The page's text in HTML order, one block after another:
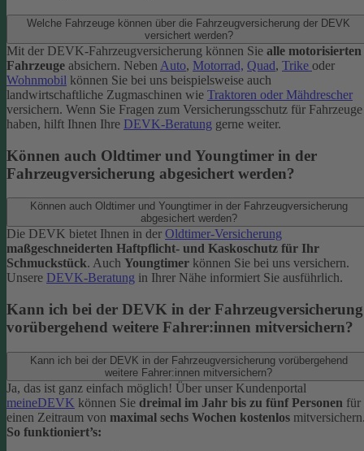
Welche Fahrzeuge können über die Fahrzeugversicherung der DEVK
versichert werden?
Mit der DEVK-Fahrzeugversicherung können Sie alle motorisierten
Fahrzeuge absichern. Neben Auto, Motorrad, Quad, Trike oder
Wohnmobil können Sie bei uns beispielsweise auch
landwirtschaftliche Zugmaschinen wie Traktoren oder Mähdrescher
versichern. Wenn Sie Fragen zum Versicherungsschutz für Fahrzeuge
haben, hilft Ihnen Ihre DEVK-Beratung gerne weiter.
Können auch Oldtimer und Youngtimer in der
Fahrzeugversicherung abgesichert werden?
Können auch Oldtimer und Youngtimer in der Fahrzeugversicherung
abgesichert werden?
Die DEVK bietet Ihnen in der Oldtimer-Versicherung
maßgeschneiderten Haftpflicht- und Kaskoschutz für Ihr
Schmuckstück. Auch Youngtimer können Sie bei uns versichern.
Unsere DEVK-Beratung in Ihrer Nähe informiert Sie ausführlich.
Kann ich bei der DEVK in der Fahrzeugversicherung
vorübergehend weitere Fahrer:innen mitversichern?
Kann ich bei der DEVK in der Fahrzeugversicherung vorübergehend
weitere Fahrer:innen mitversichern?
Ja, das ist ganz einfach möglich! Über unser Kundenportal
meineDEVK können Sie dreimal im Jahr bis zu fünf Personen für
einen Zeitraum von maximal sechs Wochen kostenlos
So funktioniert’s: